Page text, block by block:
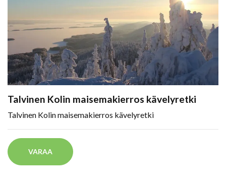
Talvinen Kolin maisemakierros kävelyretki
Talvinen Kolin maisemakierros kävelyretki
VARAA